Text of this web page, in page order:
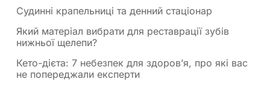
Судинні крапельниці та денний стаціонар
Який матеріал вибрати для реставрації зубів
нижньої щелепи?
Кето-дієта: 7 небезпек для здоров’я, про які вас
не попереджали експерти